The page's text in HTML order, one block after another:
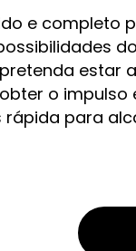
e completo
estar
o impulso
rápida para